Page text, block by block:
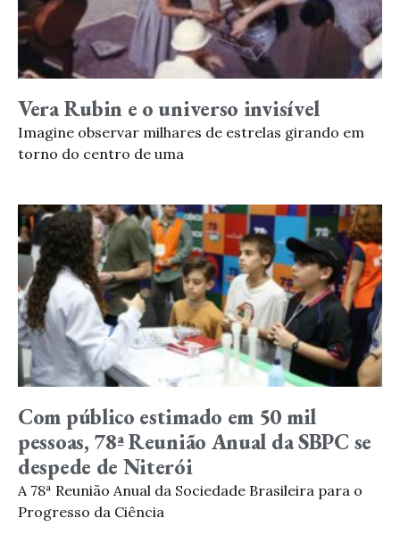
Vera Rubin e o universo invisível
Imagine observar milhares de estrelas girando em
torno do centro de uma
Com público estimado em 50 mil
pessoas, 78ª Reunião Anual da SBPC se
despede de Niterói
A 78ª Reunião Anual da Sociedade Brasileira para o
Progresso da Ciência